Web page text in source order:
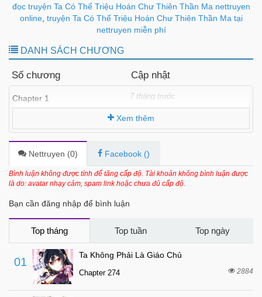
đọc truyện Ta Có Thể Triệu Hoán Chư Thiên Thần Ma nettruyen
online, truyện Ta Có Thể Triệu Hoán Chư Thiên Thần Ma tại
nettruyen miễn phí
DANH SÁCH CHƯƠNG
Số chương Cập nhật
Chapter 1 7 tháng trước
Xem thêm
Nettruyen (0) Facebook ()
Bình luận không được tính để tăng cấp độ. Tài khoản không bình luận được
là do: avatar nhạy cảm, spam link hoặc chưa đủ cấp độ.
Bạn cần đăng nhập để bình luận
Top tháng Top tuần Top ngày
01
Ta Không Phải Là Giáo Chủ
Chapter 274 2884